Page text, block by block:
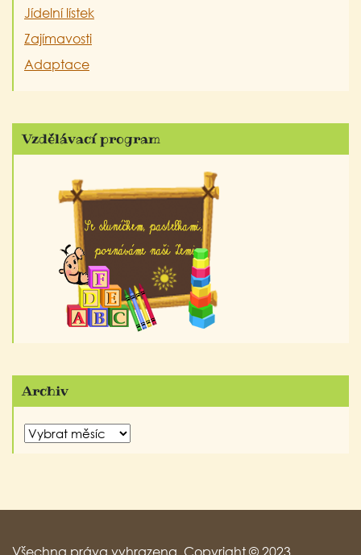
Jídelní lístek
Zajímavosti
Adaptace
Vzdělávací program
Archiv
Archiv
Všechna práva vyhrazena. Copyright © 2023